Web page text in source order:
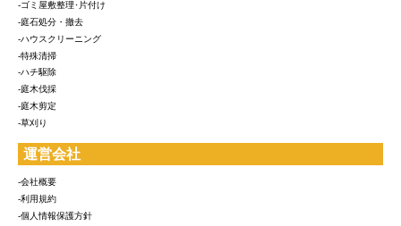
-ゴミ屋敷整理･片付け
-庭石処分・撤去
-ハウスクリーニング
-特殊清掃
-ハチ駆除
-庭木伐採
-庭木剪定
-草刈り
運営会社
-会社概要
-利用規約
-個人情報保護方針